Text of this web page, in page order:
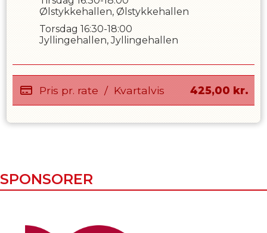
Ølstykkehallen, Ølstykkehallen
Torsdag 16:30-18:00
Jyllingehallen, Jyllingehallen
Pris pr. rate / Kvartalvis 425,00 kr.
SPONSORER